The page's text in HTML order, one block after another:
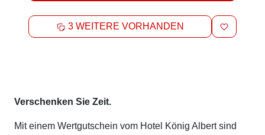
3 WEITERE VORHANDEN MERKEN
Beschreibung
Verschenken Sie Zeit.
Mit einem Wertgutschein vom Hotel König Albert sind